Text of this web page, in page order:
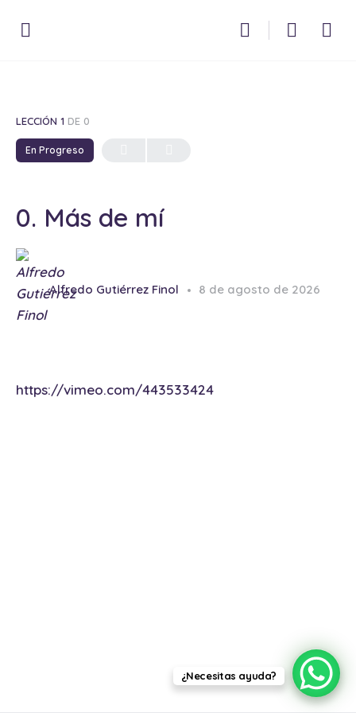
LECCIÓN 1 DE 0
En Progreso
0. Más de mí
Alfredo Gutiérrez Finol 8 de agosto de 2026
https://vimeo.com/443533424
¿Necesitas ayuda?